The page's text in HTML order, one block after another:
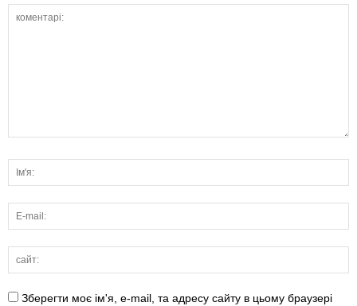
Зберегти моє ім'я, e-mail, та адресу сайту в цьому браузері